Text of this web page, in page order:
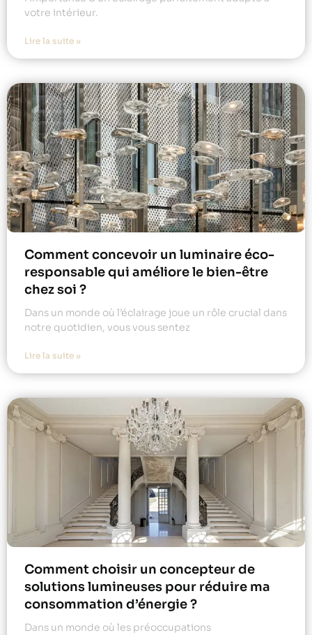
votre intérieur.
Lire la suite »
Comment concevoir un luminaire éco-
responsable qui améliore le bien-être
chez soi ?
Dans un monde où l’éclairage joue un rôle crucial dans
notre quotidien, vous vous sentez
Lire la suite »
Comment choisir un concepteur de
solutions lumineuses pour réduire ma
consommation d’énergie ?
Dans un monde où les préoccupations